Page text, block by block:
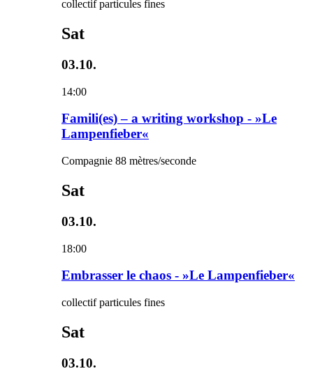
collectif particules fines
Sat
03.10.
14:00
Famili(es) – a writing workshop - »Le
Lampenfieber«
Compagnie 88 mètres/seconde
Sat
03.10.
18:00
Embrasser le chaos - »Le Lampenfieber«
collectif particules fines
Sat
03.10.